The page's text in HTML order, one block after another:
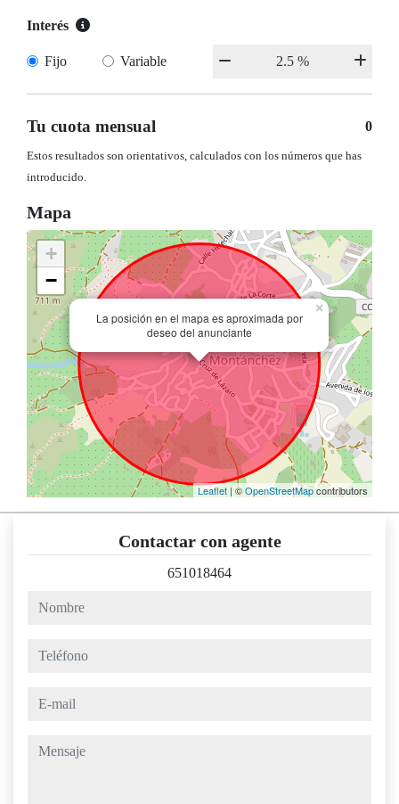
Interés
Fijo Variable
Tu cuota mensual 0
Estos resultados son orientativos, calculados con los números que has
introducido.
Mapa
La posición en el mapa es aproximada por
deseo del anunciante
×
+
−
Leaflet | ©OpenStreetMapcontributors
Contactar con agente
651018464
nombre
teléfono
e-mail
mensaje